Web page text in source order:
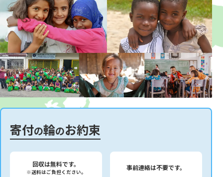
寄付の輪のお約束
回収は無料です。
※送料はご負担ください。
事前連絡は不要です。